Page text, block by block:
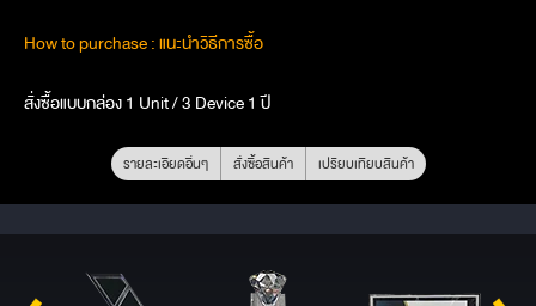
How to purchase : แนะนำวิธีการซื้อ
สั่งซื้อแบบกล่อง 1 Unit / 3 Device 1 ปี
รายละเอียดอื่นๆ สั่งซื้อสินค้า เปรียบเทียบสินค้า